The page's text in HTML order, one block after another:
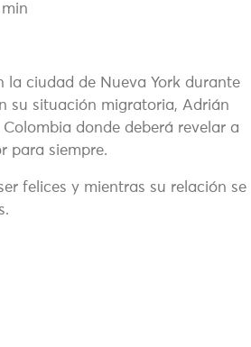
ciudad de Nueva York durante
su situación migratoria, Adrián
donde deberá revelar a
para siempre.
felices y mientras su relación se